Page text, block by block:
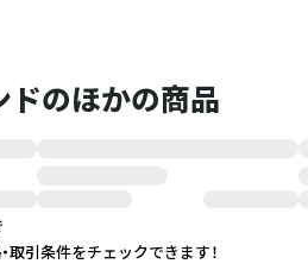
ドのほかの商品
取引条件をチェックできます！